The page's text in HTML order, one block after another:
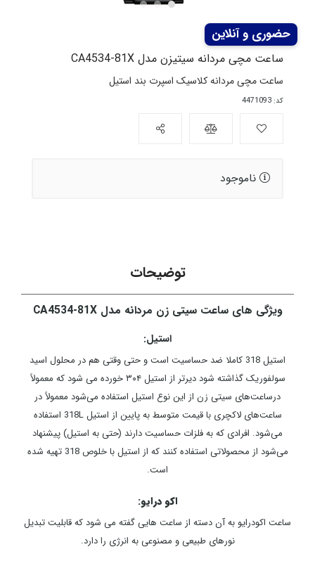
ساعت مچی مردانه سیتیزن مدل CA4534-81X
ساعت مچی مردانه کلاسیک اسپرت بند استیل
کد: 4471093
ناموجود
توضیحات
ویژگی های ساعت سیتی زن مردانه مدل CA4534-81X
استیل:
استیل 318 کاملا ضد حساسیت است و حتی وقتی هم در محلول اسید
سولفوریک گذاشته شود دیرتر از استیل ۳۰۴ خورده می شود که معمولاً
درساعت‌های سیتی زن از این نوع استیل استفاده می‌شود معمولاً در
ساعت‌های لاکچری با قیمت متوسط به پایین از استیل 318L استفاده
می‌شود. افرادی که به فلزات حساسیت دارند (حتی به استیل) پیشنهاد
می‌شود از محصولاتی استفاده کنند که از استیل با خلوص 318 تهیه شده
است.
اکو درایو:
ساعت اکودرایو به آن دسته از ساعت هایی گفته می شود که قابلیت تبدیل
نورهای طبیعی و مصنوعی به انرژی را دارد.